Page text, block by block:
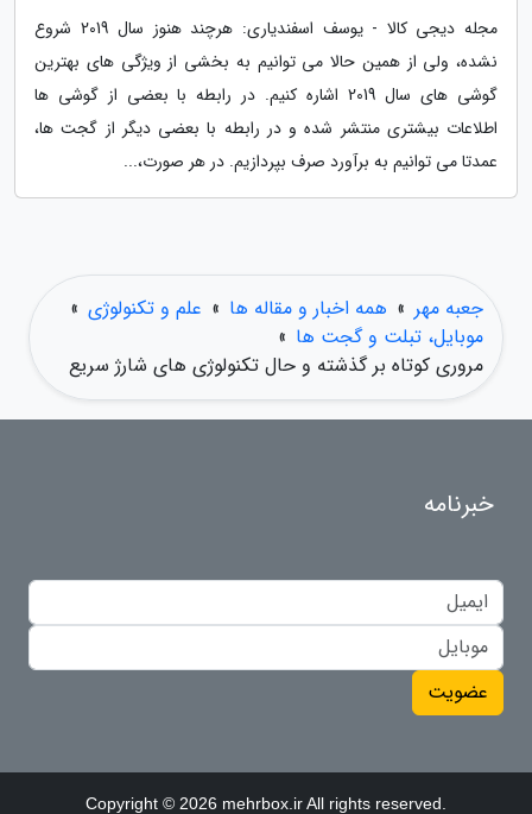
مجله دیجی کالا - یوسف اسفندیاری: هرچند هنوز سال 2019 شروع
نشده، ولی از همین حالا می توانیم به بخشی از ویژگی های بهترین
گوشی های سال 2019 اشاره کنیم. در رابطه با بعضی از گوشی ها
اطلاعات بیشتری منتشر شده و در رابطه با بعضی دیگر از گجت ها،
عمدتا می توانیم به برآورد صرف بپردازیم. در هر صورت،...
جعبه مهر » همه اخبار و مقاله ها » علم و تکنولوژی »
موبایل، تبلت و گجت ها »
مروری کوتاه بر گذشته و حال تکنولوژی های شارژ سریع
خبرنامه
عضویت
Copyright © 2026 mehrbox.ir All rights reserved.